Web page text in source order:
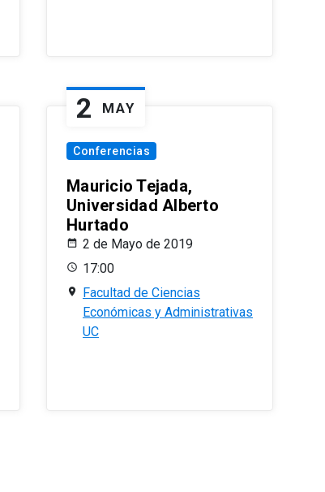
2 MAY
Conferencias
Mauricio Tejada,
Universidad Alberto
Hurtado
2 de Mayo de 2019
17:00
Facultad de Ciencias
Económicas y Administrativas
UC